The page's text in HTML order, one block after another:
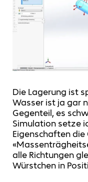
Die Lagerung ist
Wasser ist ja gar
Gegenteil, es
Simulation setze
Eigenschaften
alle Richtungen
Würstchen in